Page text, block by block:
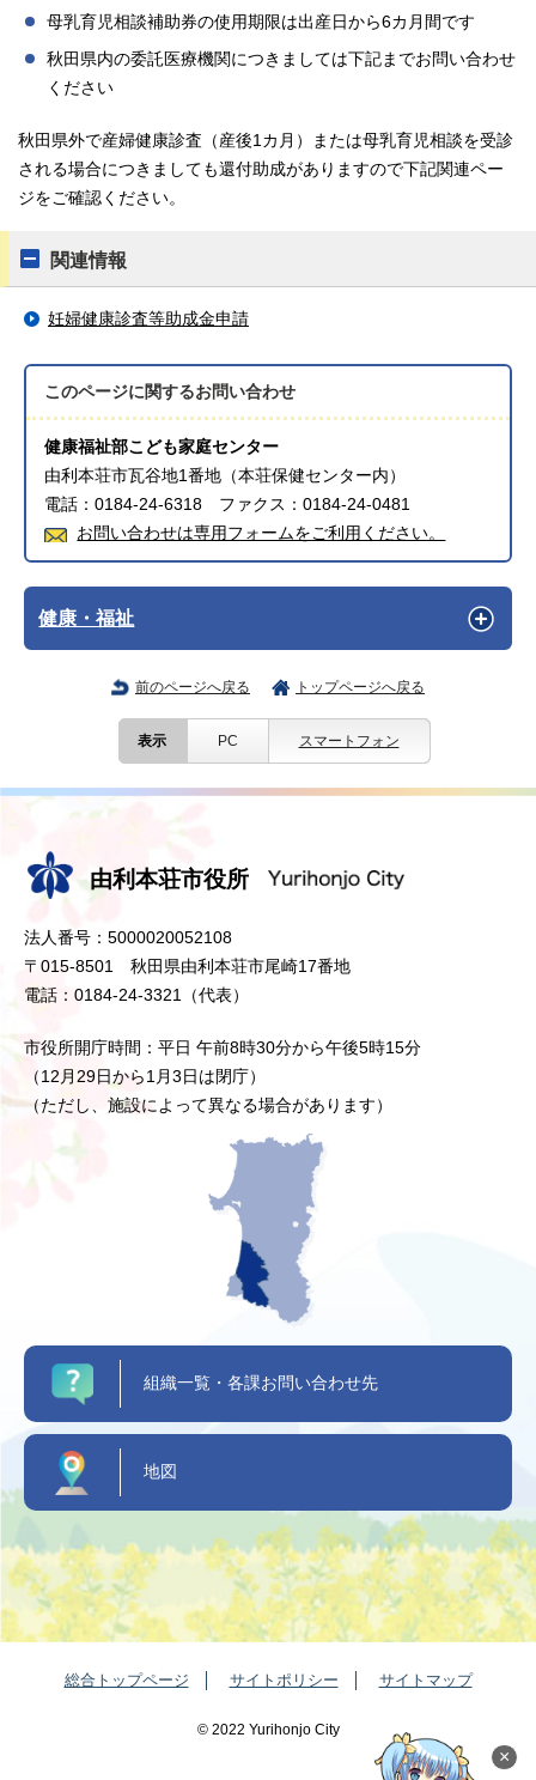
母乳育児相談補助券の使用期限は出産日から6カ月間です
秋田県内の委託医療機関につきましては下記までお問い合わせ
ください
秋田県外で産婦健康診査（産後1カ月）または母乳育児相談を受診
される場合につきましても還付助成がありますので下記関連ペー
ジをご確認ください。
関連情報
妊婦健康診査等助成金申請
このページに関するお問い合わせ
健康福祉部こども家庭センター
由利本荘市瓦谷地1番地（本荘保健センター内）
電話：0184-24-6318 ファクス：0184-24-0481
お問い合わせは専用フォームをご利用ください。
健康・福祉
前のページへ戻る トップページへ戻る
表示 PC スマートフォン
×
由利本荘市役所
法人番号：5000020052108
〒015-8501 秋田県由利本荘市尾崎17番地
電話：0184-24-3321（代表）
市役所開庁時間：平日 午前8時30分から午後5時15分
（12月29日から1月3日は閉庁）
（ただし、施設によって異なる場合があります）
組織一覧・各課お問い合わせ先
地図
総合トップページ サイトポリシー サイトマップ
©️ 2022 Yurihonjo City